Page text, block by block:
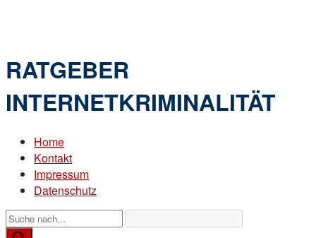
RATGEBER
INTERNETKRIMINALITÄT
Home
Kontakt
Impressum
Datenschutz